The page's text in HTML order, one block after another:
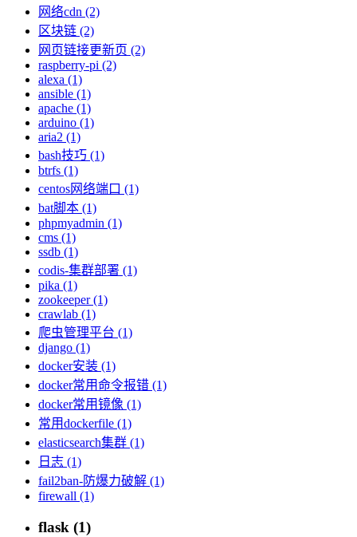
网络cdn (2)
区块链 (2)
网页链接更新页 (2)
raspberry-pi (2)
alexa (1)
ansible (1)
apache (1)
arduino (1)
aria2 (1)
bash技巧 (1)
btrfs (1)
centos网络端口 (1)
bat脚本 (1)
phpmyadmin (1)
cms (1)
ssdb (1)
codis-集群部署 (1)
pika (1)
zookeeper (1)
crawlab (1)
爬虫管理平台 (1)
django (1)
docker安装 (1)
docker常用命令报错 (1)
docker常用镜像 (1)
常用dockerfile (1)
elasticsearch集群 (1)
日志 (1)
fail2ban-防爆力破解 (1)
firewall (1)
flask (1)